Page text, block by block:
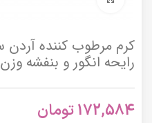
رایحه انگور و بنفشه وزن 150 گرم
172,584تومان